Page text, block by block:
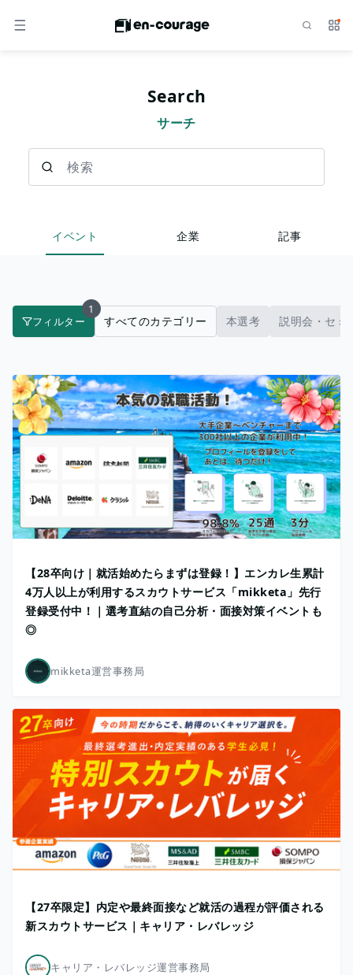
メニュー サ
Search
サーチ
イベント 企業 記事
フィルター
1
すべてのカテゴリー 本選考 説明会・セミ
【28卒向け｜就活始めたらまずは登録！】エンカレ生累計
4万人以上が利用するスカウトサービス「mikketa」先行
登録受付中！｜選考直結の自己分析・面接対策イベントも
◎
mikketa運営事務局
【27卒限定】内定や最終面接など就活の過程が評価される
新スカウトサービス｜キャリア・レバレッジ
キャリア・レバレッジ運営事務局